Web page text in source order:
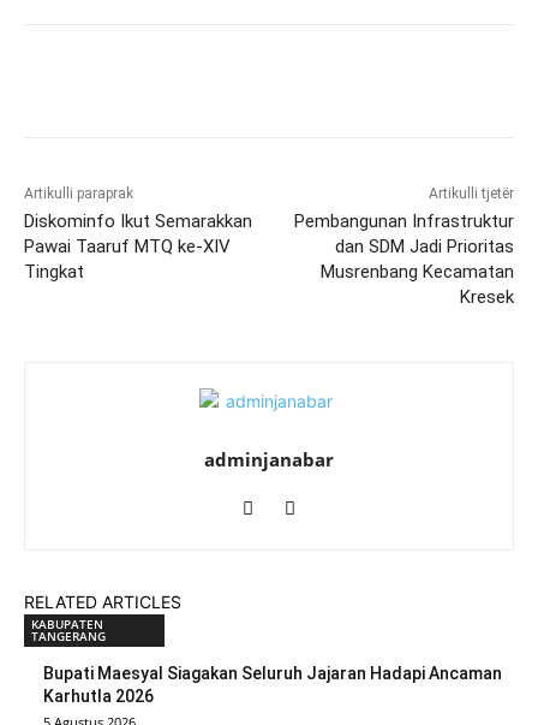
Artikulli paraprak
Diskominfo Ikut Semarakkan
Pawai Taaruf MTQ ke-XIV
Tingkat
Artikulli tjetër
Pembangunan Infrastruktur
dan SDM Jadi Prioritas
Musrenbang Kecamatan
Kresek
adminjanabar
RELATED ARTICLES
KABUPATEN
TANGERANG
Bupati Maesyal Siagakan Seluruh Jajaran Hadapi Ancaman
Karhutla 2026